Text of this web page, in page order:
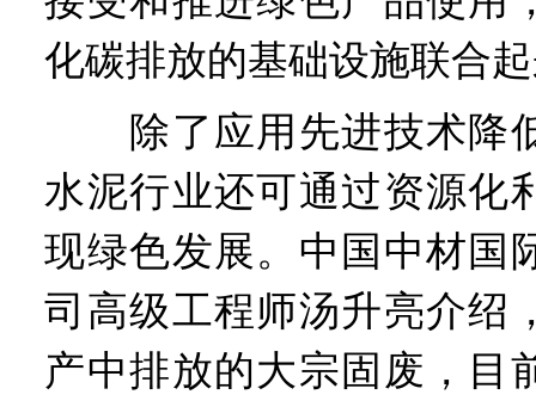
化碳排放的基础设施联合
除了应用先进技术降
水泥行业还可通过资源化
现绿色发展。中国中材国
司高级工程师汤升亮介绍
产中排放的大宗固废，目